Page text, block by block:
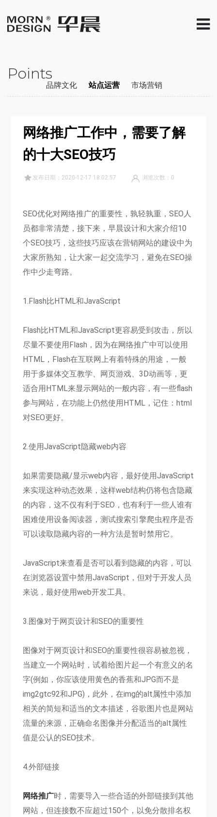
Points
品牌文化 站点运营 市场营销
网络推广工作中，需要了解
的十大SEO技巧
发布日期：2020-12-17 18:02:57 浏览次数： 0
SEO优化对网络推广的重要性，孰轻孰重，SEO人
员都非常清楚，接下来，早晨设计和大家介绍10
个SEO技巧，这些技巧应该在营销网站的建设中为
大家所熟知，让大家一起交流学习，避免在SEO操
作中少走弯路。
1.Flash比HTML和JavaScript
Flash比HTML和JavaScript更容易受到攻击，所以
尽量不要使用Flash，因为在网络推广中可以使用
HTML，Flash在互联网上有着特殊的用途，一般
用于多媒体交互教学、网页游戏、3D动画等，更
适合用HTML来显示网站的一般内容，有一些flash
参与网站，在功能上仍然使用HTML，记住：html
对SEO更好。
2.使用JavaScript隐藏web内容
如果需要隐藏/显示web内容，最好使用JavaScript
来实现这种动态效果，这样web结构仍将包含隐藏
的内容，这不仅有利于SEO，也有利于一些人谁有
困难使用设备阅读器，测试搜索引擎爬虫程序是否
可以读取隐藏内容的一种方法是暂时禁用它。
JavaScript来查看是否可以看到隐藏的内容，可以
在浏览器设置中禁用JavaScript，但对于开发人员
来说，最好使用web开发工具。
3.图像对于网页设计和SEO的重要性
图像对于网页设计和SEO的重要性很容易被忽视，
当建立一个网站时，试着给图片起一个有意义的名
字(例如，你应该使用黄色的香蕉和JPG而不是
img2gtc92和JPG)，此外，在img的alt属性中添加
相关的简短和适当的文本描述，谷歌图片也是网站
流量的来源，正确命名图像并分配适当的alt属性
值是公认的SEO技术。
4.外部链接
网络推广时，需要导入一些合适的外部链接到其他
网站，但连接数不应超过150个，以免分散排名权